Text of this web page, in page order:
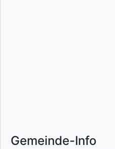
Gemeinde-Info